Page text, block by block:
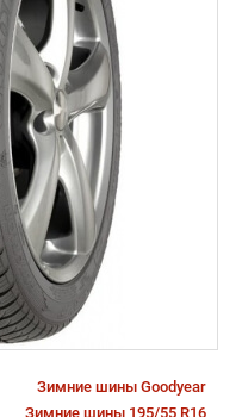
Зимние шины Goodyear
Зимние шины 195/55 R16